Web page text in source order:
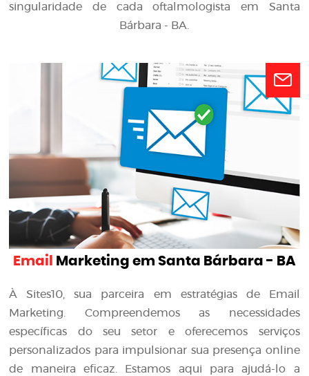
singularidade de cada oftalmologista em Santa
Bárbara - BA.
Email Marketing em Santa Bárbara - BA
À Sites10, sua parceira em estratégias de Email
Marketing. Compreendemos as necessidades
específicas do seu setor e oferecemos serviços
personalizados para impulsionar sua presença online
de maneira eficaz. Estamos aqui para ajudá-lo a